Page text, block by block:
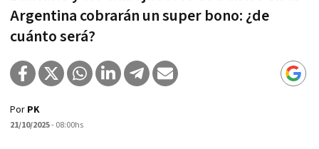
Argentina cobrarán un super bono: ¿de
cuánto será?
Por PK
21/10/2025- 08:00hs